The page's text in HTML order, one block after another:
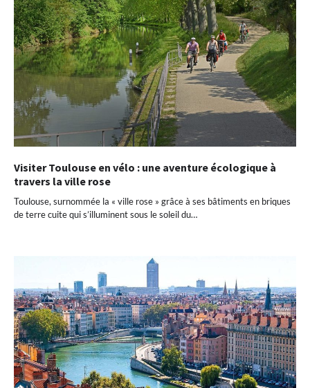
Visiter Toulouse en vélo : une aventure écologique à
travers la ville rose
Toulouse, surnommée la « ville rose » grâce à ses bâtiments en briques
de terre cuite qui s’illuminent sous le soleil du…